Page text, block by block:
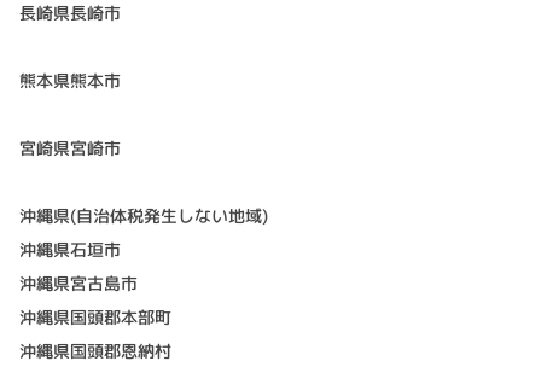
長崎県長崎市
熊本県熊本市
宮崎県宮崎市
沖縄県(自治体税発生しない地域)
沖縄県石垣市
沖縄県宮古島市
沖縄県国頭郡本部町
沖縄県国頭郡恩納村